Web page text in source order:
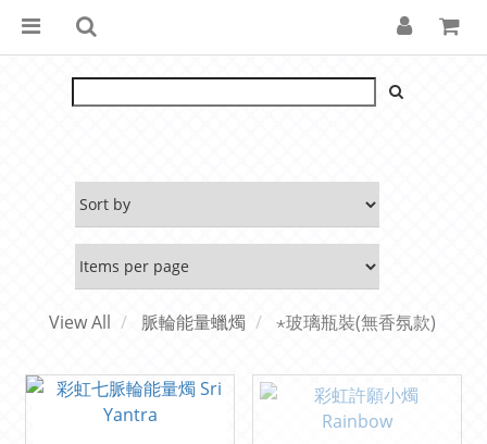
View All 脈輪能量蠟燭 ⋆玻璃瓶裝(無香氛款)